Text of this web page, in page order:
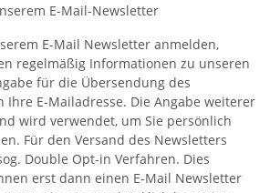
E-Mail-Newsletter
E-Mail Newsletter anmelden,
regelmäßig Informationen zu unseren
für die Übersendung des
Ihre E-Mailadresse. Die Angabe weiterer
wird verwendet, um Sie persönlich
Für den Versand des Newsletters
Double Opt-in Verfahren. Dies
erst dann einen E-Mail Newsletter